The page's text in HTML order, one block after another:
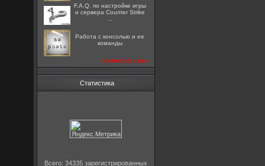
F.A.Q. по настройке игры
и сервера Counter Strike
Работа с консолью и ее
команды
посмотреть все
Статистика
Всего: 34335 зарегистрированных